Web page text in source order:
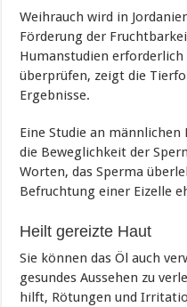
Weihrauch wird in
Förderung der
Humanstudien erforderlich
überprüfen, zeigt die
Ergebnisse.
Eine Studie an männlichen
die Beweglichkeit der
Worten, das Sperma
Befruchtung einer Eizelle
Heilt gereizte Haut
Sie können das Öl auch
gesundes Aussehen zu
hilft, Rötungen und